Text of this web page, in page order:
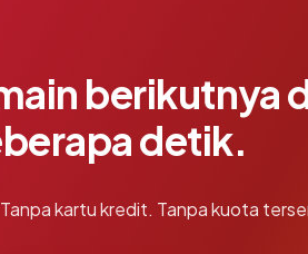
berikutnya
detik.
kartu kredit. Tanpa kuota